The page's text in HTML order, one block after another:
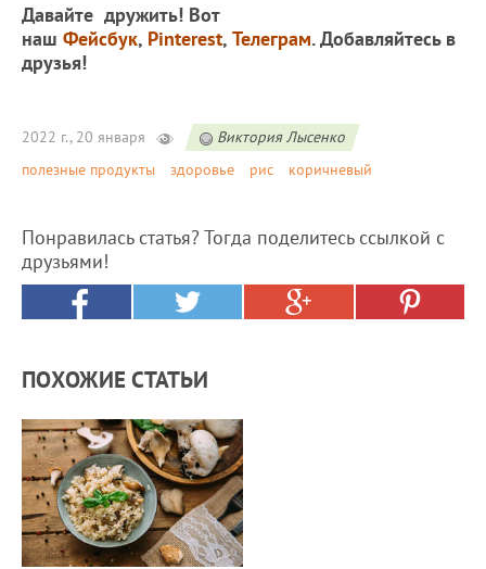
Давайте дружить! Вот
наш Фейсбук, Pinterest, Телеграм. Добавляйтесь в
друзья!
2022 г., 20 января
Виктория Лысенко
полезные продукты
здоровье рис коричневый
Понравилась статья? Тогда поделитесь ссылкой с
друзьями!
ПОХОЖИЕ СТАТЬИ